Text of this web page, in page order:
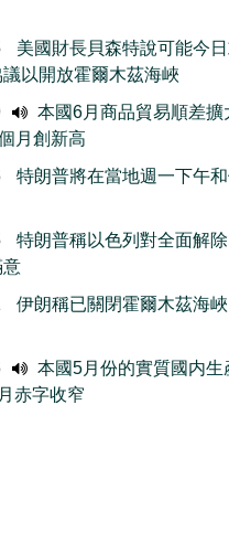
美國財長貝森特說可能今
以開放霍爾木茲海峽
本國6月商品貿易順差擴
月創新高
特朗普將在當地週一下午
特朗普稱以色列對全面解
意
伊朗稱已關閉霍爾木茲海
本國5月份的實質國内生
赤字收窄